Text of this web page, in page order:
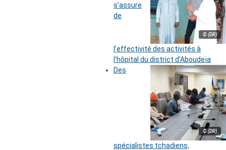
© (DR)
s’assure
de
l’effectivité des activités à
l’hôpital du district d’Aboudeïa
© (DR)
Des
spécialistes tchadiens,